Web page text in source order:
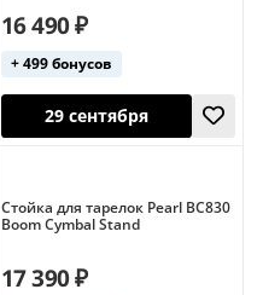
16 490 ₽
+ 499 бонусов
Стойка для тарелок Pearl BC830
Boom Cymbal Stand
17 390 ₽